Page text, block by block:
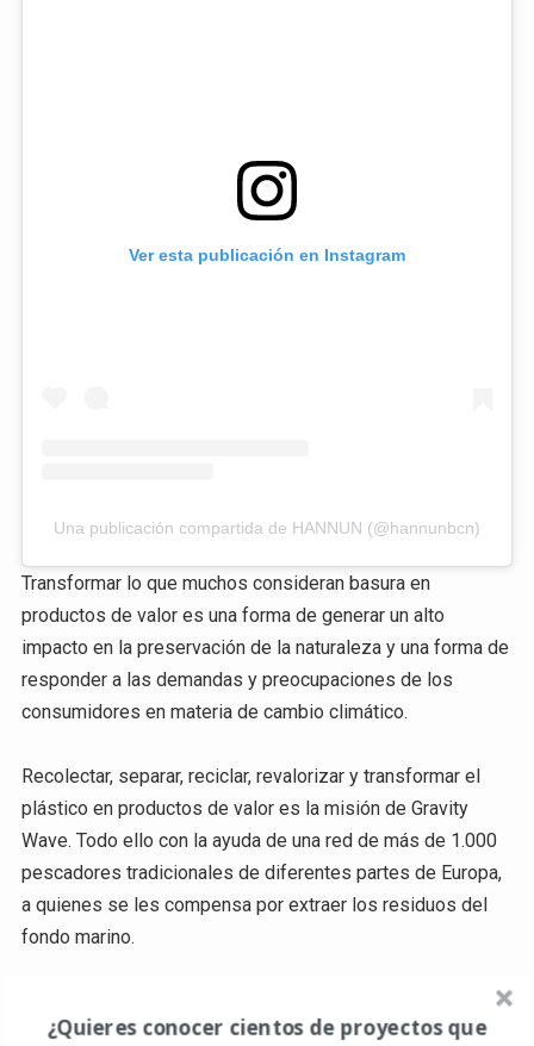
Ver esta publicación en Instagram
Una publicación compartida de HANNUN (@hannunbcn)
Transformar lo que muchos consideran basura en
productos de valor es una forma de generar un alto
impacto en la preservación de la naturaleza y una forma de
responder a las demandas y preocupaciones de los
consumidores en materia de cambio climático.
Recolectar, separar, reciclar, revalorizar y transformar el
plástico en productos de valor es la misión de Gravity
Wave. Todo ello con la ayuda de una red de más de 1.000
pescadores tradicionales de diferentes partes de Europa,
a quienes se les compensa por extraer los residuos del
fondo marino.
primordial que todos los agentes de la sociedad también
¿Quieres conocer cientos de proyectos que